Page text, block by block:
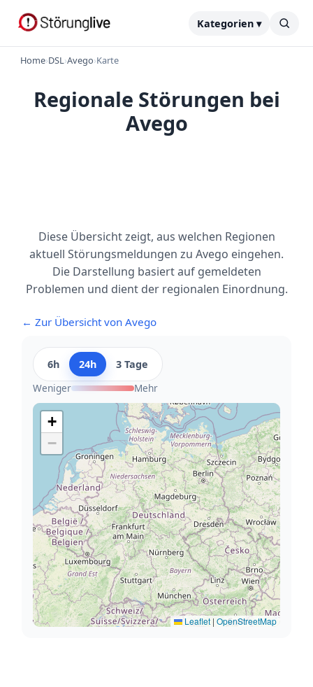
Kategorien ▾
Home›DSL›Avego›Karte
Regionale Störungen bei
Avego
Diese Übersicht zeigt, aus welchen Regionen
aktuell Störungsmeldungen zu Avego eingehen.
Die Darstellung basiert auf gemeldeten
Problemen und dient der regionalen Einordnung.
← Zur Übersicht von Avego
6h 24h
3 Tage
Weniger
Mehr
+
−
Leaflet | OpenStreetMap